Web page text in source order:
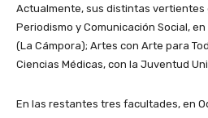
Actualmente, sus distintas vertientes
Periodismo y Comunicación Social,
(La Cámpora); Artes con Arte para
Ciencias Médicas, con la Juventud
En las restantes tres facultades, en